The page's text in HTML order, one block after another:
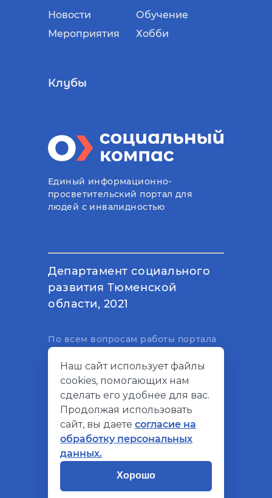
Новости
Мероприятия
Обучение
Хобби
Клубы
Единый информационно-
просветительский портал для
людей с инвалидностью
Департамент социального
развития Тюменской
области, 2021
По всем вопросам работы портала
электронный адрес
support@socialkompas.ru
© Социальный компас, 2026
Политика конфиденциальности
Наш сайт использует файлы
cookies, помогающих нам
сделать его удобнее для вас.
Продолжая использовать
сайт, вы даете согласие на
обработку персональных
данных.
Хорошо